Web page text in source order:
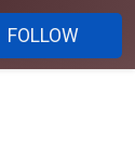
FOLLOW